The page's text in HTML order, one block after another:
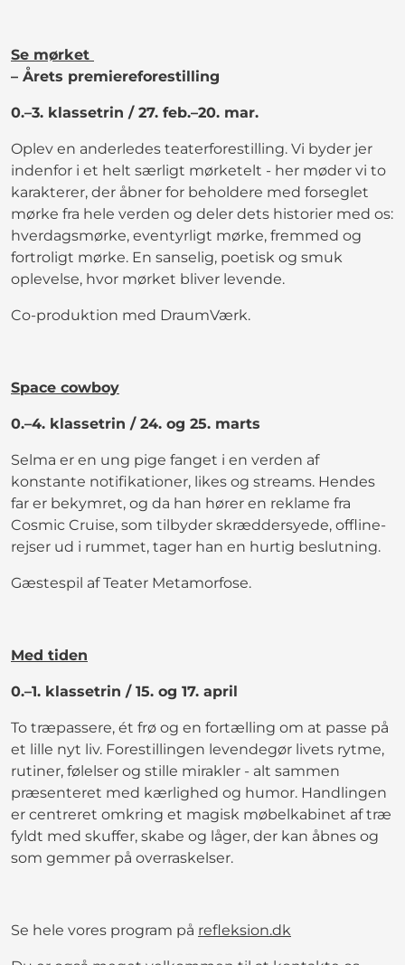
Se mørket
– Årets premiereforestilling
0.–3. klassetrin / 27. feb.–20. mar.
Oplev en anderledes teaterforestilling. Vi byder jer
indenfor i et helt særligt mørketelt - her møder vi to
karakterer, der åbner for beholdere med forseglet
mørke fra hele verden og deler dets historier med os:
hverdagsmørke, eventyrligt mørke, fremmed og
fortroligt mørke. En sanselig, poetisk og smuk
oplevelse, hvor mørket bliver levende.
Co-produktion med DraumVærk.
Space cowboy
0.–4. klassetrin / 24. og 25. marts
Selma er en ung pige fanget i en verden af
konstante notifikationer, likes og streams. Hendes
far er bekymret, og da han hører en reklame fra
Cosmic Cruise, som tilbyder skræddersyede, offline-
rejser ud i rummet, tager han en hurtig beslutning.
Gæstespil af Teater Metamorfose.
Med tiden
0.–1. klassetrin / 15. og 17. april
To træpassere, ét frø og en fortælling om at passe på
et lille nyt liv. Forestillingen levendegør livets rytme,
rutiner, følelser og stille mirakler - alt sammen
præsenteret med kærlighed og humor. Handlingen
er centreret omkring et magisk møbelkabinet af træ
fyldt med skuffer, skabe og låger, der kan åbnes og
som gemmer på overraskelser.
Se hele vores program på refleksion.dk